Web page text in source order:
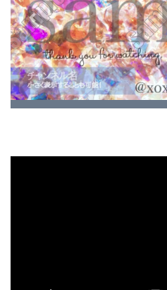
Previous